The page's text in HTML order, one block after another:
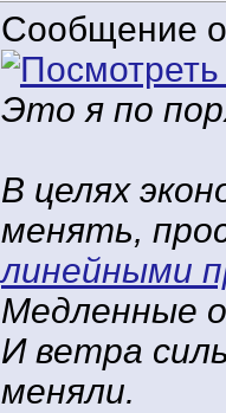
Сообщение
Это я по
В целях
менять,
линейными
Медленные
И ветра
меняли.